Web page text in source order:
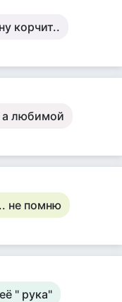
корчит..
а любимой
не помню
" рука"